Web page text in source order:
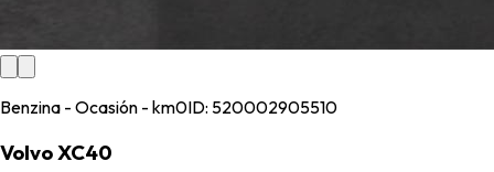
Benzina - Ocasión - km0ID: 520002905510
Volvo XC40